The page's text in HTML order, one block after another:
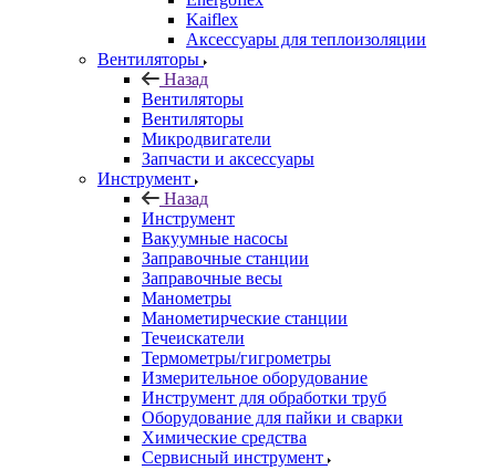
Kaiflex
Аксессуары для теплоизоляции
Вентиляторы
Назад
Вентиляторы
Вентиляторы
Микродвигатели
Запчасти и аксессуары
Инструмент
Назад
Инструмент
Вакуумные насосы
Заправочные станции
Заправочные весы
Манометры
Манометирческие станции
Течеискатели
Термометры/гигрометры
Измерительное оборудование
Инструмент для обработки труб
Оборудование для пайки и сварки
Химические средства
Сервисный инструмент